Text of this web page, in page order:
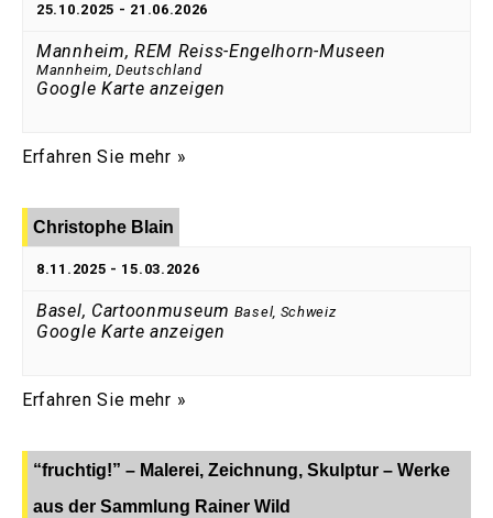
25.10.2025 - 21.06.2026
Mannheim, REM Reiss-Engelhorn-Museen
Mannheim, Deutschland
Google Karte anzeigen
Erfahren Sie mehr »
Christophe Blain
8.11.2025 - 15.03.2026
Basel, Cartoonmuseum Basel, Schweiz
Google Karte anzeigen
Erfahren Sie mehr »
“fruchtig!” – Malerei, Zeichnung, Skulptur – Werke
aus der Sammlung Rainer Wild